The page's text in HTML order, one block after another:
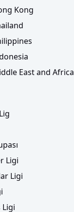
Kong
East and Africa
Ligi
Ligi
Ligi